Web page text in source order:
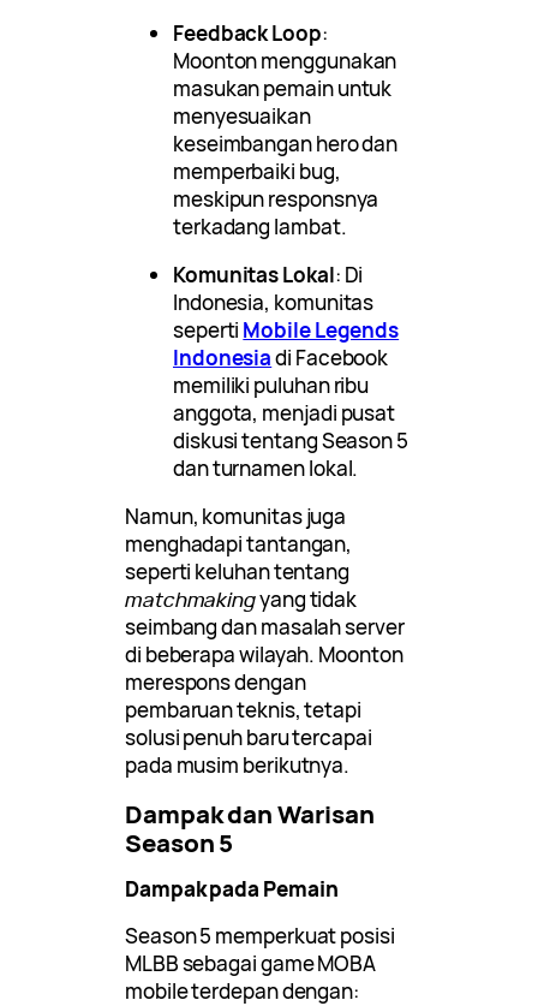
Feedback Loop:
Moonton menggunakan
masukan pemain untuk
menyesuaikan
keseimbangan hero dan
memperbaiki bug,
meskipun responsnya
terkadang lambat.
Komunitas Lokal: Di
Indonesia, komunitas
seperti Mobile Legends
Indonesiadi Facebook
memiliki puluhan ribu
anggota, menjadi pusat
diskusi tentang Season 5
dan turnamen lokal.
Namun, komunitas juga
menghadapi tantangan,
seperti keluhan tentang
matchmakingyang tidak
seimbang dan masalah server
di beberapa wilayah. Moonton
merespons dengan
pembaruan teknis, tetapi
solusi penuh baru tercapai
pada musim berikutnya.
Dampak dan Warisan
Season 5
Dampak pada Pemain
Season 5 memperkuat posisi
MLBB sebagai game MOBA
mobile terdepan dengan: